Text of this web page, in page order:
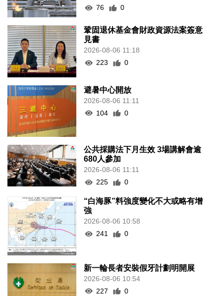
76
0
鞏固退休基金會財政資源法案簽意
見書
2026-08-06 11:18
223
0
避暑中心開放
2026-08-06 11:11
104
0
公共採購法下月生效 3場講解會逾
680人參加
2026-08-06 11:11
225
0
“白海豚”料強度變化不大或略有增
強
2026-08-06 10:58
241
0
新一輪長者安裝假牙計劃明開展
2026-08-06 10:54
227
0